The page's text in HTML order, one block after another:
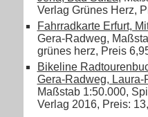
Verlag Grünes Herz,
Fahrradkarte Erfurt,
Gera-Radweg,
grünes herz, Preis
Bikeline
Gera-Radweg, Laura-
Maßstab 1:50.000,
Verlag 2016, Preis: